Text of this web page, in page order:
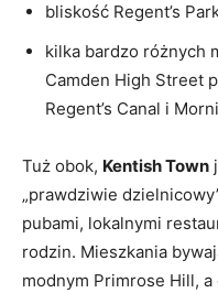
bliskość Regent’s
kilka bardzo różnych
Camden High Street
Regent’s Canal i
Tuż obok, Kentish Town
„prawdziwie
pubami, lokalnymi
rodzin. Mieszkania
modnym Primrose Hill,